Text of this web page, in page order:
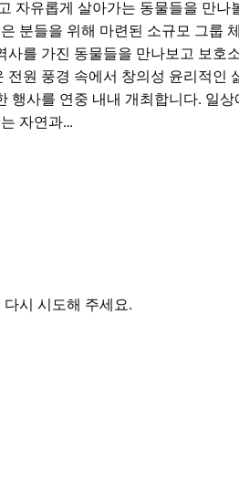
자유롭게 살아가는 동물들을 만나
분들을 위해 마련된 소규모 그룹
를 가진 동물들을 만나보고 보호
원 풍경 속에서 창의성 윤리적인
행사를 연중 내내 개최합니다. 일상
자연과…
다.
동물들을 만나보고 보호소의 사명
시 시도해 주세요.